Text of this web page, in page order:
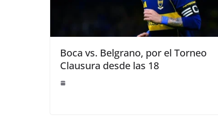
Boca vs. Belgrano, por el Torneo
Clausura desde las 18